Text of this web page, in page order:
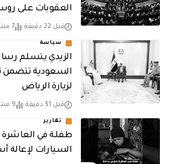
العقوبات على
قبل 22 دقيقة 7 مشاهدات
سياسة
الزيدي يتسلم
السعودية تتضمن
لزيارة الرياض
قبل 51 دقيقة 9 مشاهدات
تقارير
طفلة في العاشرة
السيارات لإعالة